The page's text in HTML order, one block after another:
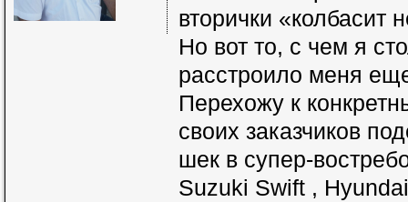
вторички «колбасит
Но вот то, с чем я
расстроило меня
Перехожу к
своих заказчиков
шек в супер-
Suzuki Swift ,